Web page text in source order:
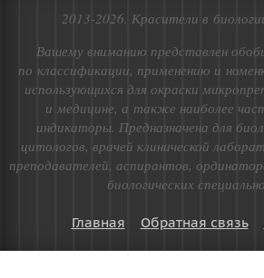
2013-2026. Красители в
Вашему вниманию представлен
по классификации, применению и
использующихся для окраски
и медицине, а также наиболее
индикаторы. Предназначена для
цитологов, врачей клинической
преподавателей, аспирантов,
биологических
Главная Обратная связь